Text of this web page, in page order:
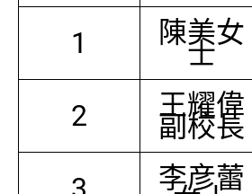
1
陳美女
士
2 王耀偉
副校長
李彦蕾